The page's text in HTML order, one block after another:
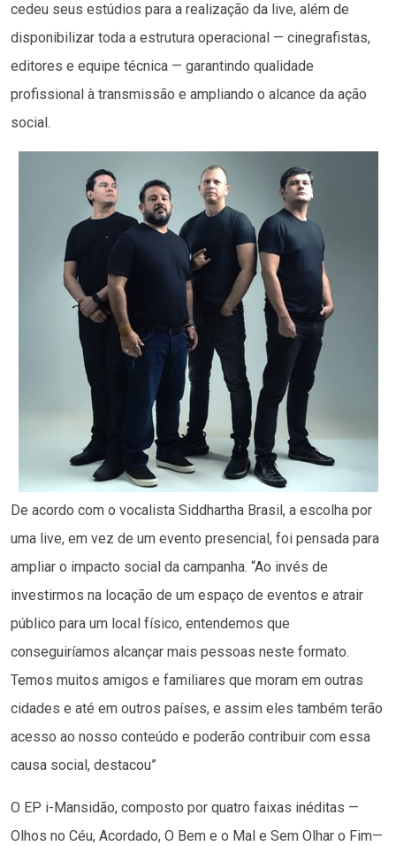
cedeu seus estúdios para a realização da live, além de
disponibilizar toda a estrutura operacional — cinegrafistas,
editores e equipe técnica — garantindo qualidade
profissional à transmissão e ampliando o alcance da ação
social.
De acordo com o vocalista Siddhartha Brasil, a escolha por
uma live, em vez de um evento presencial, foi pensada para
ampliar o impacto social da campanha. “Ao invés de
investirmos na locação de um espaço de eventos e atrair
público para um local físico, entendemos que
conseguiríamos alcançar mais pessoas neste formato.
Temos muitos amigos e familiares que moram em outras
cidades e até em outros países, e assim eles também terão
acesso ao nosso conteúdo e poderão contribuir com essa
causa social, destacou”
O EP i-Mansidão, composto por quatro faixas inéditas —
Olhos no Céu, Acordado, O Bem e o Mal e Sem Olhar o Fim—